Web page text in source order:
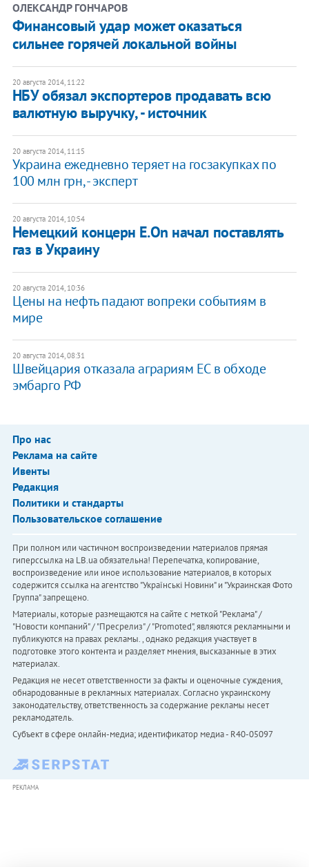
ОЛЕКСАНДР ГОНЧАРОВ
Финансовый удар может оказаться
сильнее горячей локальной войны
20 августа 2014, 11:22
НБУ обязал экспортеров продавать всю
валютную выручку, - источник
20 августа 2014, 11:15
Украина ежедневно теряет на госзакупках по
100 млн грн, - эксперт
20 августа 2014, 10:54
Немецкий концерн E.On начал поставлять
газ в Украину
20 августа 2014, 10:36
Цены на нефть падают вопреки событиям в
мире
20 августа 2014, 08:31
Швейцария отказала аграриям ЕС в обходе
эмбарго РФ
Про нас
Реклама на сайте
Ивенты
Редакция
Политики и стандарты
Пользовательское соглашение
При полном или частичном воспроизведении материалов прямая
гиперссылка на LB.ua обязательна! Перепечатка, копирование,
воспроизведение или иное использование материалов, в которых
содержится ссылка на агентство "Українськi Новини" и "Украинская Фото
Группа" запрещено.
Материалы, которые размещаются на сайте с меткой "Реклама" /
"Новости компаний" / "Пресрелиз" / "Promoted", являются рекламными и
публикуются на правах рекламы. , однако редакция участвует в
подготовке этого контента и разделяет мнения, высказанные в этих
материалах.
Редакция не несет ответственности за факты и оценочные суждения,
обнародованные в рекламных материалах. Согласно украинскому
законодательству, ответственность за содержание рекламы несет
рекламодатель.
Субъект в сфере онлайн-медиа; идентификатор медиа - R40-05097
РЕКЛАМА